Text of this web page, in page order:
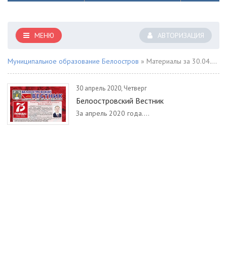
АВТОРИЗАЦИЯ
МЕНЮ
Муниципальное образование Белоостров » Материалы за 30.04.2020
30 апрель 2020, Четверг
Белоостровский Вестник
За апрель 2020 года....